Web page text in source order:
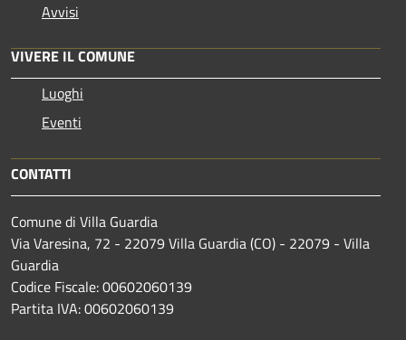
Avvisi
VIVERE IL COMUNE
Luoghi
Eventi
CONTATTI
Comune di Villa Guardia
Via Varesina, 72 - 22079 Villa Guardia (CO) - 22079 - Villa
Guardia
Codice Fiscale: 00602060139
Partita IVA: 00602060139